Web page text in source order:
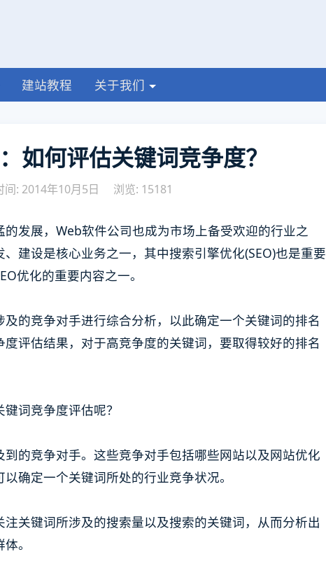
建站教程 关于我们
如何评估关键词竞争度？
间: 2014年10月5日 浏览: 15181
发展，Web软件公司也成为市场上备受欢迎的行业之
建设是核心业务之一，其中搜索引擎优化(SEO)也是重要
优化的重要内容之一。
的竞争对手进行综合分析，以此确定一个关键词的排名
评估结果，对于高竞争度的关键词，要取得较好的排名
词竞争度评估呢？
的竞争对手。这些竞争对手包括哪些网站以及网站优化
确定一个关键词所处的行业竞争状况。
关键词所涉及的搜索量以及搜索的关键词，从而分析出
。